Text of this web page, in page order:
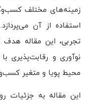
زمینه‌های مختلف
استفاده از آن
تجربی، این مقاله
نوآوری و رقابت‌پذیری
محیط پویا و متغیر
این مقاله به جزئیات